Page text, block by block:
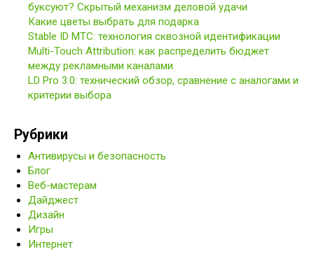
буксуют? Скрытый механизм деловой удачи
Какие цветы выбрать для подарка
Stable ID МТС: технология сквозной идентификации
Multi-Touch Attribution: как распределить бюджет
между рекламными каналами
LD Pro 3.0: технический обзор, сравнение с аналогами и
критерии выбора
Рубрики
Антивирусы и безопасность
Блог
Веб-мастерам
Дайджест
Дизайн
Игры
Интернет